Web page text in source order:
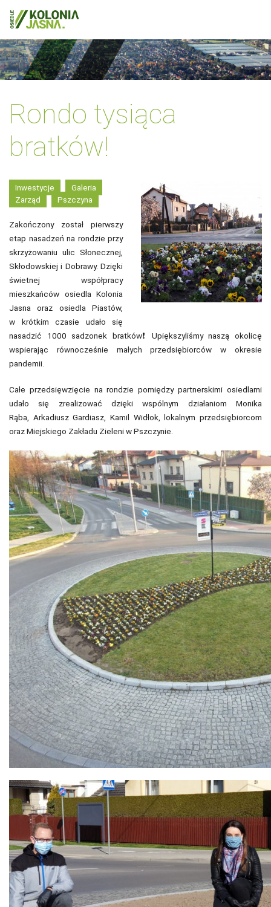
Rondo tysiąca
bratków!
Inwestycje
Galeria
Zarząd
Pszczyna
Zakończony został pierwszy
etap nasadzeń na rondzie przy
skrzyżowaniu ulic Słonecznej,
Skłodowskiej i Dobrawy. Dzięki
świetnej współpracy
mieszkańców osiedla Kolonia
Jasna oraz osiedla Piastów,
w krótkim czasie udało się
nasadzić 1000 sadzonek bratków❗️Upiększyliśmy naszą okolicę
wspierając równocześnie małych przedsiębiorców w okresie
pandemii.
Całe przedsięwzięcie na rondzie pomiędzy partnerskimi osiedlami
udało się zrealizować dzięki wspólnym działaniom Monika
Rąba, Arkadiusz Gardiasz, Kamil Widłok, lokalnym przedsiębiorcom
oraz Miejskiego Zakładu Zieleni w Pszczynie.